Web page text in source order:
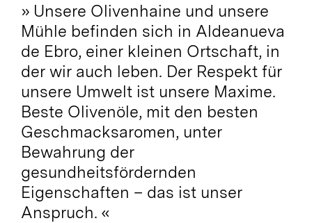
» Unsere Olivenhaine und unsere
Mühle befinden sich in Aldeanueva
de Ebro, einer kleinen Ortschaft, in
der wir auch leben. Der Respekt für
unsere Umwelt ist unsere Maxime.
Beste Olivenöle, mit den besten
Geschmacksaromen, unter
Bewahrung der
gesundheitsfördernden
Eigenschaften – das ist unser
Anspruch. «